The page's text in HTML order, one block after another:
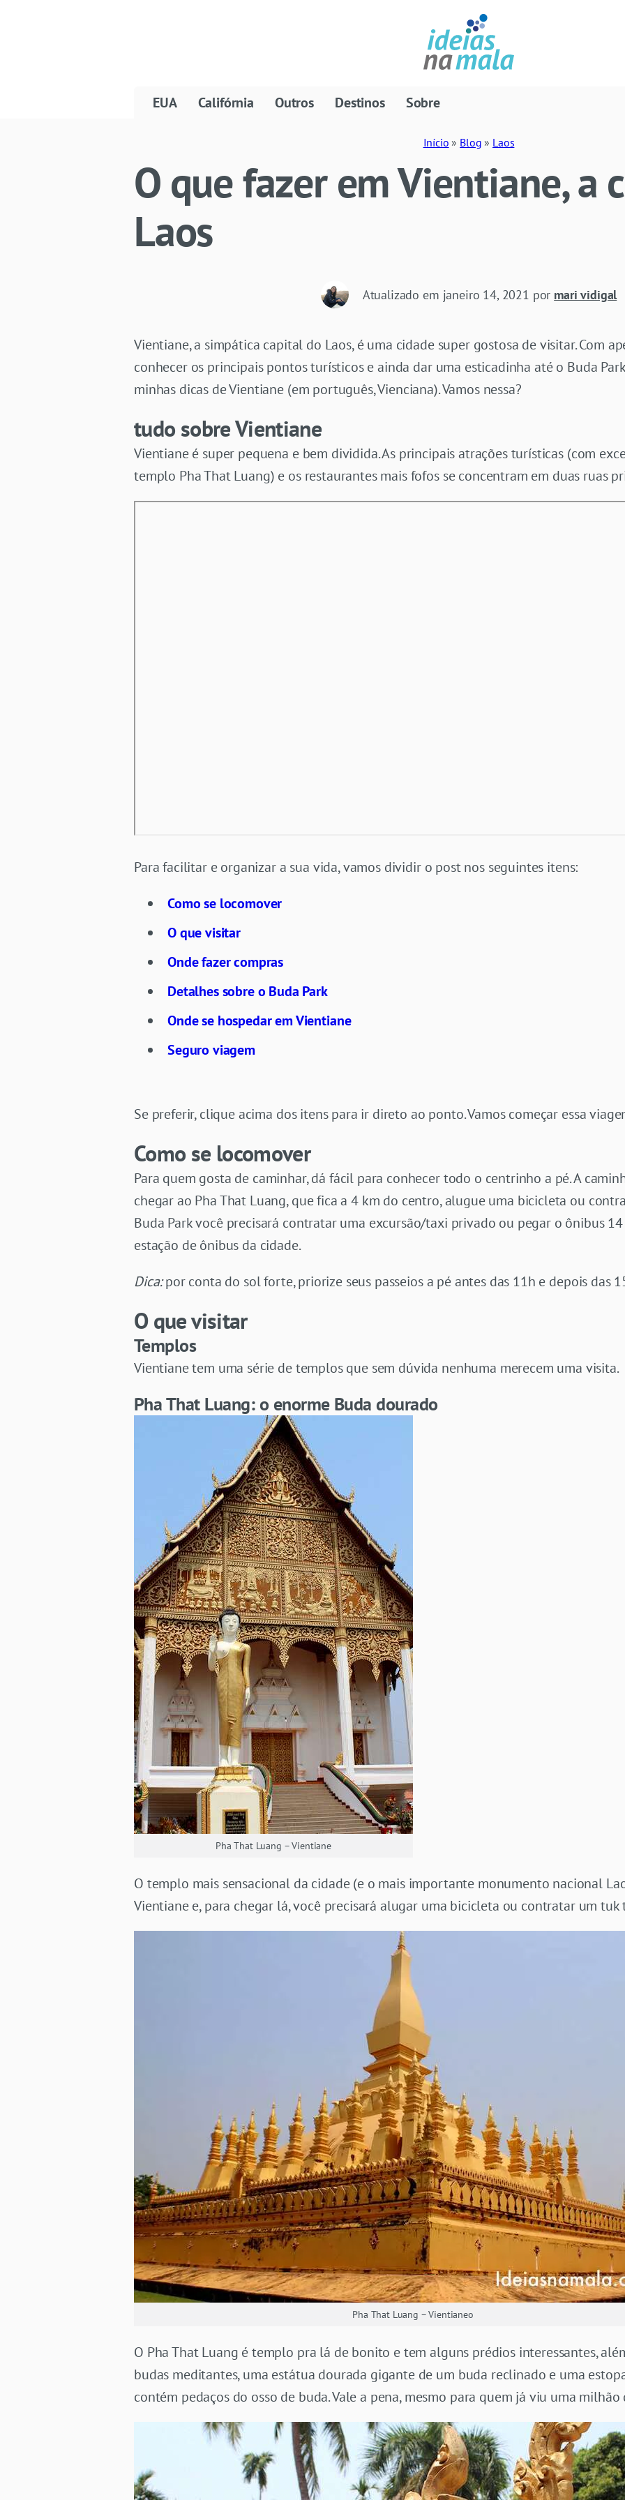
EUA Califórnia Outros Destinos Sobre
Início » Blog » Laos
O que fazer em Vientiane, a
Laos
Atualizado em janeiro 14, 2021 por mari vidigal
Vientiane, a simpática capital do Laos, é uma cidade super gostosa de visitar. Com
conhecer os principais pontos turísticos e ainda dar uma esticadinha até o Buda
minhas dicas de Vientiane (em português, Vienciana). Vamos nessa?
tudo sobre Vientiane
Vientiane é super pequena e bem dividida. As principais atrações turísticas (com
templo Pha That Luang) e os restaurantes mais fofos se concentram em duas ruas
Para facilitar e organizar a sua vida, vamos dividir o post nos seguintes itens:
Como se locomover
O que visitar
Onde fazer compras
Detalhes sobre o Buda Park
Onde se hospedar em Vientiane
Seguro viagem
Se preferir, clique acima dos itens para ir direto ao ponto. Vamos começar essa
Como se locomover
Para quem gosta de caminhar, dá fácil para conhecer todo o centrinho a pé. A
chegar ao Pha That Luang, que fica a 4 km do centro, alugue uma bicicleta ou
Buda Park você precisará contratar uma excursão/taxi privado ou pegar o ônibus
estação de ônibus da cidade.
Dica:por conta do sol forte, priorize seus passeios a pé antes das 11h e depois das
O que visitar
Templos
Vientiane tem uma série de templos que sem dúvida nenhuma merecem uma visita.
Pha That Luang: o enorme Buda dourado
Pha That Luang – Vientiane
O templo mais sensacional da cidade (e o mais importante monumento nacional
Vientiane e, para chegar lá, você precisará alugar uma bicicleta ou contratar um tuk
Pha That Luang – Vientianeo
O Pha That Luang é templo pra lá de bonito e tem alguns prédios interessantes,
budas meditantes, uma estátua dourada gigante de um buda reclinado e uma
contém pedaços do osso de buda. Vale a pena, mesmo para quem já viu uma